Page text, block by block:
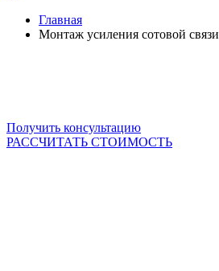
Главная
Монтаж усиления сотовой связи